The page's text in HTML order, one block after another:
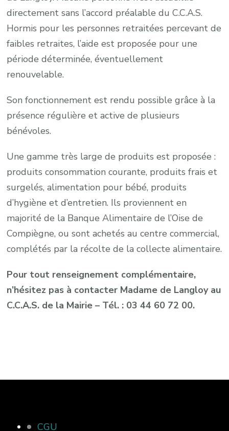
directement sans l’accord préalable du C.C.A.S.
Hormis pour les personnes retraitées percevant de
faibles retraites, l’aide est proposée pour une
période déterminée, éventuellement
renouvelable.
Son fonctionnement est rendu possible grâce à la
présence régulière et active de plusieurs
bénévoles.
Une gamme très large de produits est proposée :
produits consommation courante, produits frais et
surgelés, alimentation pour bébé, produits
d’hygiène et d’entretien. Ils proviennent en
majorité de la Banque Alimentaire de l’Oise de
Compiègne, ou sont achetés au centre commercial,
complétés par la récolte de la collecte alimentaire.
Pour tout renseignement complémentaire,
n’hésitez pas à contacter Madame de Langloy au
C.C.A.S. de la Mairie – Tél. : 03 44 60 72 00.
CGU